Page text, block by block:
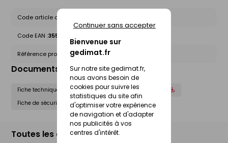
Bienvenue sur
gedimat.fr
Sur notre site gedimat.fr,
nous avons besoin de
cookies pour suivre les
statistiques du site afin
d'optimiser votre expérience
de navigation et d'adapter
nos publicités à vos
centres d'intérêt.
Continuer sans accepter
Code article chez le fournisseur :
Code EAN :3555432189269
Référence produit nationale Gedimat :
Documents liés
Fiche technique
Déclaration de performance (DOP)
Fiche de sécurité (FdS)
Toutes les déclinaisons